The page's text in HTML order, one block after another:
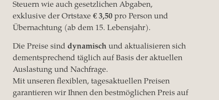
Steuern wie auch gesetzlichen Abgaben,
exklusive der Ortstaxe € 3,50pro Person und
Übernachtung (ab dem 15. Lebensjahr).
Die Preise sind dynamischund aktualisieren sich
dementsprechend täglich auf Basis der aktuellen
Auslastung und Nachfrage.
Mit unseren flexiblen, tagesaktuellen Preisen
garantieren wir Ihnen den bestmöglichen Preis auf